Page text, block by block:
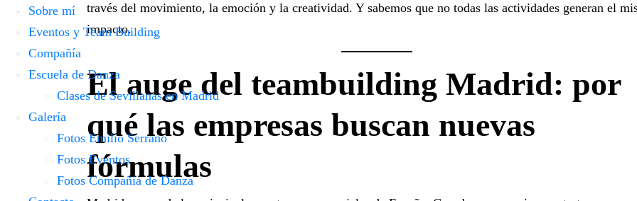
Sobre mí
Eventos y Team Building
Compañía
Escuela de Danza
Clases de Sevillanas en Madrid
Galería
Fotos Emilio Serrano
Fotos Eventos
Fotos Compañía de Danza
través del movimiento, la emoción y la creatividad. Y sabemos que no todas las actividades generan el
impacto.
El auge del teambuilding Madrid: por
qué las empresas buscan nuevas
fórmulas